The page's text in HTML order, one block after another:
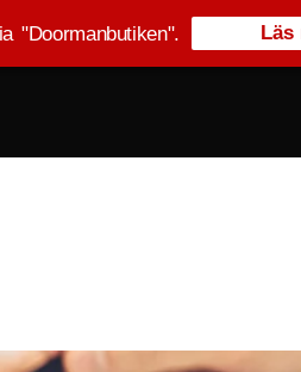
"Doormanbutiken". Läs